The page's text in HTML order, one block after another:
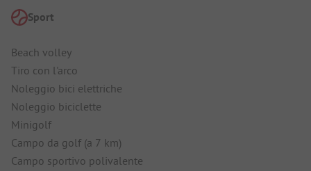
Sport
Beach volley
Tiro con l'arco
Noleggio bici elettriche
Noleggio biciclette
Minigolf
Campo da golf (a 7 km)
Campo sportivo polivalente